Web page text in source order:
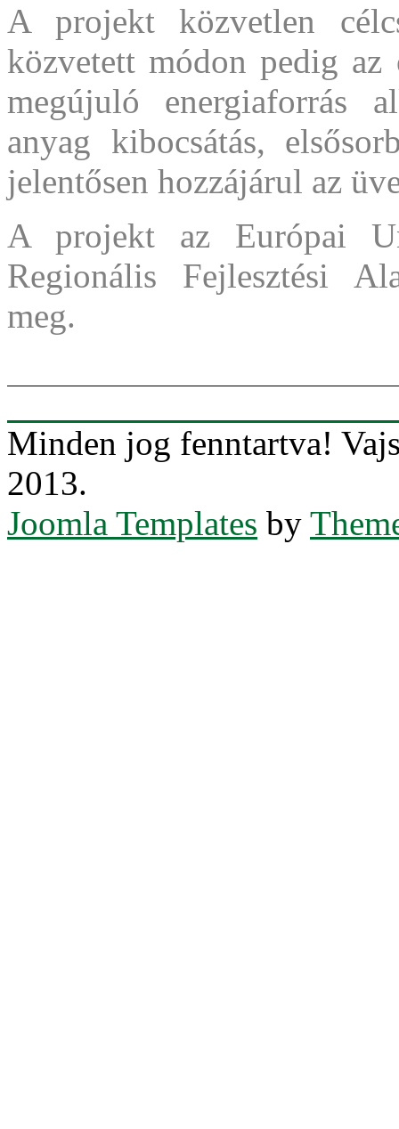
A projekt közvetlen
közvetett módon pedig az
megújuló energiaforrás
anyag kibocsátás,
jelentősen hozzájárul az
A projekt az Európai
Regionális Fejlesztési
meg.
Minden jog fenntartva!
2013.
Joomla Templates by